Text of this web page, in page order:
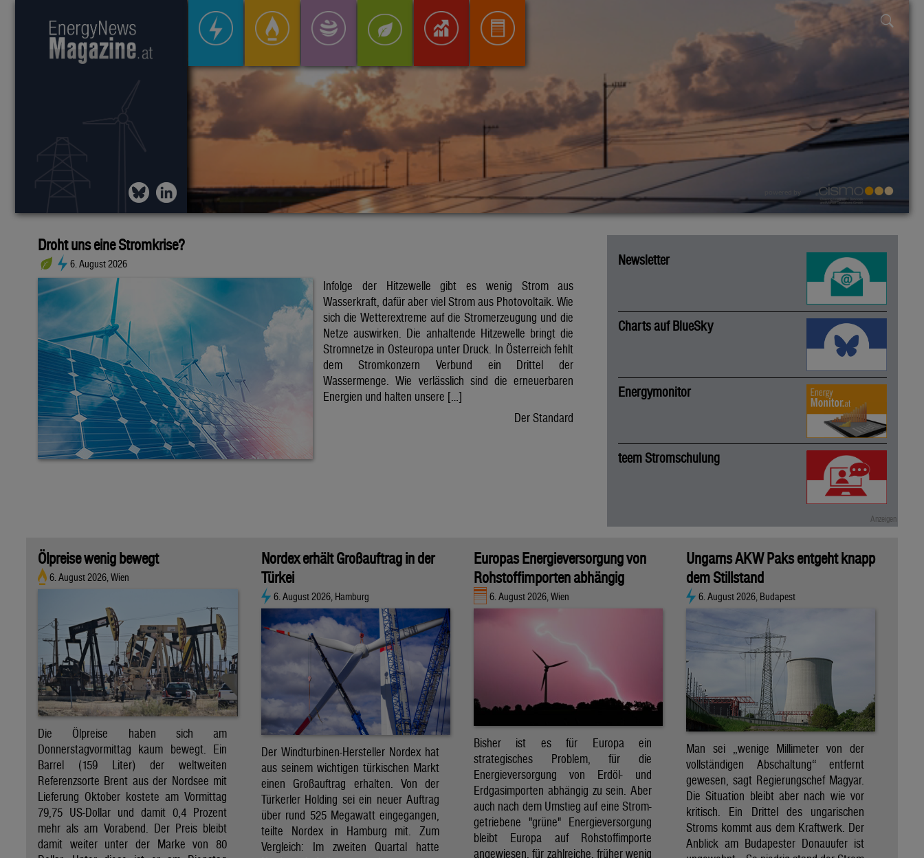
Droht uns eine Stromkrise?
6. August 2026
Infolge der Hitzewelle gibt es wenig Strom aus
Wasserkraft, dafür aber viel Strom aus Photovoltaik. Wie
sich die Wetterextreme auf die Stromerzeugung und die
Netze auswirken. Die anhaltende Hitzewelle bringt die
Stromnetze in Osteuropa unter Druck. In Österreich fehlt
dem Stromkonzern Verbund ein Drittel der
Wassermenge. Wie verlässlich sind die erneuerbaren
Energien und halten unsere […]
Der Standard
Newsletter
Charts auf BlueSky
Energymonitor
teem Stromschulung
Ölpreise wenig bewegt
6. August 2026, Wien
Die Ölpreise haben sich am
Donnerstagvormittag kaum bewegt. Ein
Barrel (159 Liter) der weltweiten
Referenzsorte Brent aus der Nordsee mit
Lieferung Oktober kostete am Vormittag
79,75 US-Dollar und damit 0,4 Prozent
mehr als am Vorabend. Der Preis bleibt
damit weiter unter der Marke von 80
Nordex erhält Großauftrag in der
Türkei
6. August 2026, Hamburg
Der Windturbinen-Hersteller Nordex hat
aus seinem wichtigen türkischen Markt
einen Großauftrag erhalten. Von der
Türkerler Holding sei ein neuer Auftrag
über rund 525 Megawatt eingegangen,
teilte Nordex in Hamburg mit. Zum
Vergleich: Im zweiten Quartal hatte
Europas Energieversorgung von
Rohstoffimporten abhängig
6. August 2026, Wien
Bisher ist es für Europa ein
strategisches Problem, für die
Energieversorgung von Erdöl- und
Erdgasimporten abhängig zu sein. Aber
auch nach dem Umstieg auf eine Strom-
getriebene "grüne" Energieversorgung
bleibt Europa auf Rohstoffimporte
angewiesen, für zahlreiche, früher wenig
Ungarns AKW Paks entgeht knapp
dem Stillstand
6. August 2026, Budapest
Man sei „wenige Millimeter von der
vollständigen Abschaltung“ entfernt
gewesen, sagt Regierungschef Magyar.
Die Situation bleibt aber nach wie vor
kritisch. Ein Drittel des ungarischen
Stroms kommt aus dem Kraftwerk. Der
Anblick am Budapester Donauufer ist